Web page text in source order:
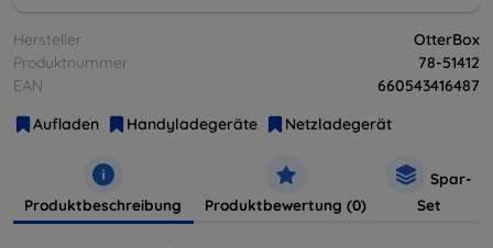
Hersteller
OtterBox
Produktnummer
78-51412
EAN
660543416487
Aufladen
Handyladegeräte Netzladegerät
Produktbeschreibung Produktbewertung (0)
Spar-
Set